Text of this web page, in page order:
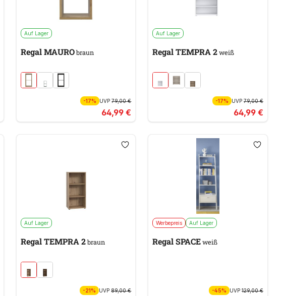
Auf Lager
Regal MAURObraun
-17% UVP79,00 €
64,99 €
Auf Lager
Regal TEMPRA 2weiß
-17% UVP 79,00 €
64,99 €
Auf Lager
Regal TEMPRA 2braun
-21% UVP89,00 €
Werbepreis Auf Lager
Regal SPACEweiß
-45% UVP 129,00 €